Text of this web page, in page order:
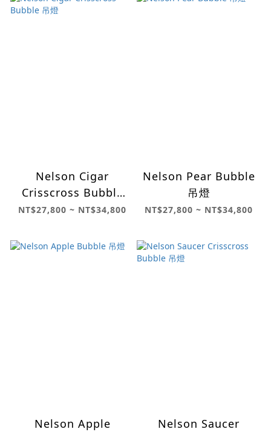
Nelson Cigar
Crisscross Bubble
吊燈
NT$27,800 ~ NT$34,800
Nelson Pear Bubble
吊燈
NT$27,800 ~ NT$34,800
Nelson Apple
Nelson Saucer